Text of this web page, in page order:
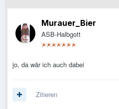
Murauer_Bier
ASB-Halbgott
jo, da wär ich auch dabei
Zitieren